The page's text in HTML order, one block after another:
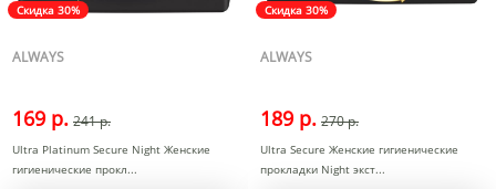
Скидка 30%
ALWAYS
169 р. 241 р.
Ultra Platinum Secure Night Женские
гигиенические прокл
Скидка 30%
ALWAYS
189 р. 270 р.
Ultra Secure Женские гигиенические
прокладки Night экст